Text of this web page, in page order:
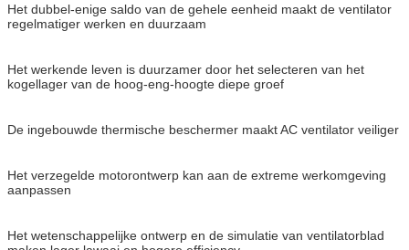
Het dubbel-enige saldo van de gehele eenheid maakt de ventilator
regelmatiger werken en duurzaam
Het werkende leven is duurzamer door het selecteren van het
kogellager van de hoog-eng-hoogte diepe groef
De ingebouwde thermische beschermer maakt AC ventilator veiliger
Het verzegelde motorontwerp kan aan de extreme werkomgeving
aanpassen
Het wetenschappelijke ontwerp en de simulatie van ventilatorblad